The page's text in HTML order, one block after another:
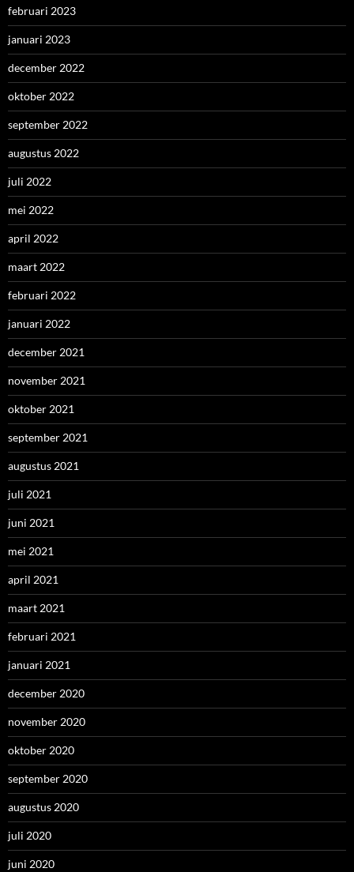
februari 2023
januari 2023
december 2022
oktober 2022
september 2022
augustus 2022
juli 2022
mei 2022
april 2022
maart 2022
februari 2022
januari 2022
december 2021
november 2021
oktober 2021
september 2021
augustus 2021
juli 2021
juni 2021
mei 2021
april 2021
maart 2021
februari 2021
januari 2021
december 2020
november 2020
oktober 2020
september 2020
augustus 2020
juli 2020
juni 2020